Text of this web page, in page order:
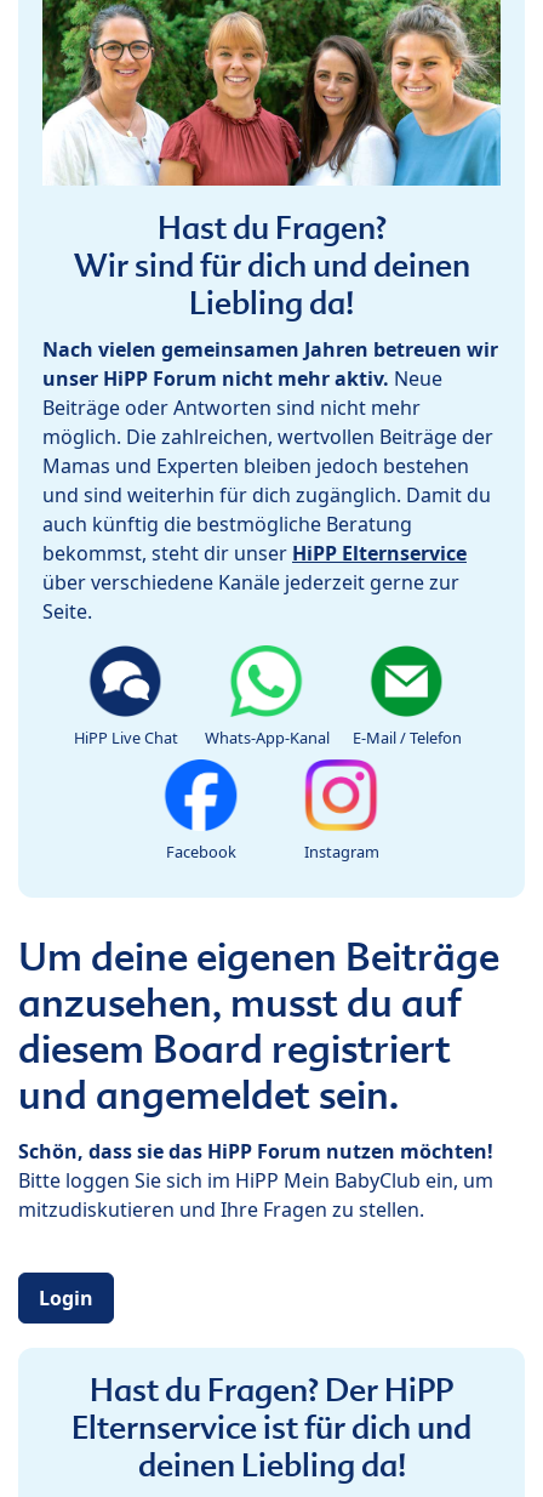
Hast du Fragen?
Wir sind für dich und deinen
Liebling da!
Nach vielen gemeinsamen Jahren betreuen wir
unser HiPP Forum nicht mehr aktiv. Neue
Beiträge oder Antworten sind nicht mehr
möglich. Die zahlreichen, wertvollen Beiträge der
Mamas und Experten bleiben jedoch bestehen
und sind weiterhin für dich zugänglich. Damit du
auch künftig die bestmögliche Beratung
bekommst, steht dir unser HiPP Elternservice
über verschiedene Kanäle jederzeit gerne zur
Seite.
HiPP Live Chat Whats-App-Kanal E-Mail / Telefon
Facebook Instagram
Um deine eigenen Beiträge
anzusehen, musst du auf
diesem Board registriert
und angemeldet sein.
Schön, dass sie das HiPP Forum nutzen möchten!
Bitte loggen Sie sich im HiPP Mein BabyClub ein, um
mitzudiskutieren und Ihre Fragen zu stellen.
Login
Hast du Fragen? Der HiPP
Elternservice ist für dich und
deinen Liebling da!